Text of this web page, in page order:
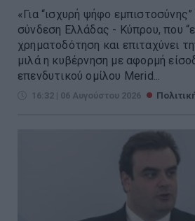
«Για “ισχυρή ψήφο
σύνδεση Ελλάδας - Κύπρου, που
χρηματοδότηση και επιταχύνει
μιλά η κυβέρνηση με αφορμή
επενδυτικού ομίλου Merid...
16:32 | 06 Αυγούστου 2026